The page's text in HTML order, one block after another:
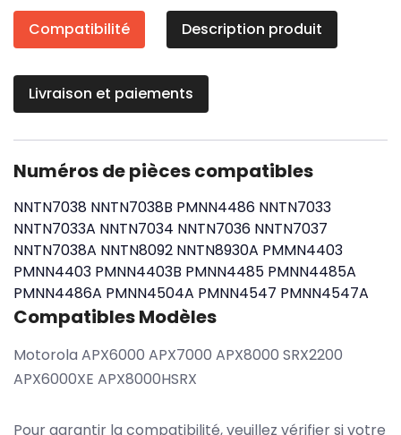
Compatibilité Description produit
Livraison et paiements
Numéros de pièces compatibles
NNTN7038 NNTN7038B PMNN4486 NNTN7033
NNTN7033A NNTN7034 NNTN7036 NNTN7037
NNTN7038A NNTN8092 NNTN8930A PMMN4403
PMNN4403 PMNN4403B PMNN4485 PMNN4485A
PMNN4486A PMNN4504A PMNN4547 PMNN4547A
Compatibles Modèles
Motorola APX6000 APX7000 APX8000 SRX2200
APX6000XE APX8000HSRX
Pour garantir la compatibilité, veuillez vérifier si votre